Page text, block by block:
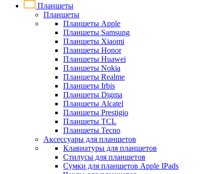
Планшеты
Планшеты
Планшеты Apple
Планшеты Samsung
Планшеты Xiaomi
Планшеты Honor
Планшеты Huawei
Планшеты Nokia
Планшеты Realme
Планшеты Irbis
Планшеты Digma
Планшеты Alcatel
Планшеты Prestigio
Планшеты TCL
Планшеты Tecno
Аксессуары для планшетов
Клавиатуры для планшетов
Стилусы для планшетов
Сумки для планшетов Apple IPads